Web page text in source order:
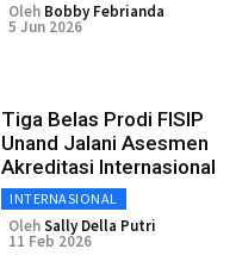
Oleh Bobby Febrianda
5 Jun 2026
Tiga Belas Prodi FISIP
Unand Jalani Asesmen
Akreditasi Internasional
INTERNASIONAL
OlehSally Della Putri
11 Feb 2026